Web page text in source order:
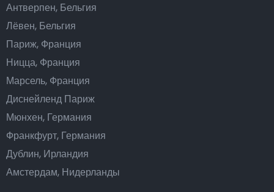
Антверпен, Бельгия
Лёвен, Бельгия
Париж, Франция
Ницца, Франция
Марсель, Франция
Диснейленд Париж
Мюнхен, Германия
Франкфурт, Германия
Дублин, Ирландия
Амстердам, Нидерланды